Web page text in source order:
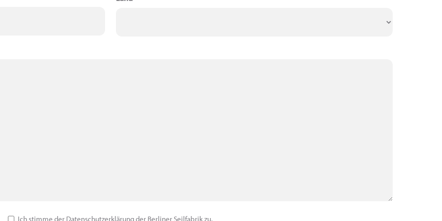
Ich stimme der Datenschutzerklärungder Berliner Seilfabrik zu.